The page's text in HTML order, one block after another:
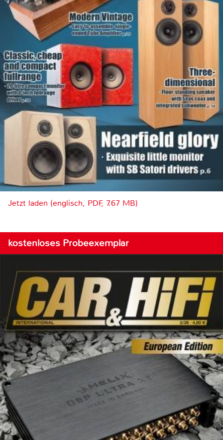
Jetzt laden (englisch, PDF, 7.67 MB)
kostenloses Probeexemplar